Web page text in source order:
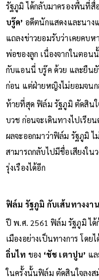
รัฐภูมิ ได้กลับมาครองพื้นที่สื่
บรู๊ค’ อดีตนักแสดงและนาง
แถลงข่าวยอมรับว่าเคยคบ
พ่อของลูก เนื่องจากในตอ
กับแอนนี่ บรู๊ค ด้วย และยืน
ก่อน แต่ฝ่ายหญิงไม่ยอมจน
ท้ายที่สุด ฟิล์ม รัฐภูมิ ตัดสินใ
บวช ก่อนจะเดินทางไปเรีย
ผลจะออกมาว่าฟิล์ม รัฐภูมิ
สามารถกลับไปมีชื่อเสียงใน
รุ่งเรืองได้อีก
ฟิล์ม รัฐภูมิ กับเส้นทางงาน
ปี พ.ศ. 2561 ฟิล์ม รัฐภูมิ ได้
เมืองอย่างเป็นทางการ โดย
ถิ่นไท ของ ‘ชัช เตาปูน’ แ
ในครั้งนั้นฟิล์ม ตัดสินใจลง